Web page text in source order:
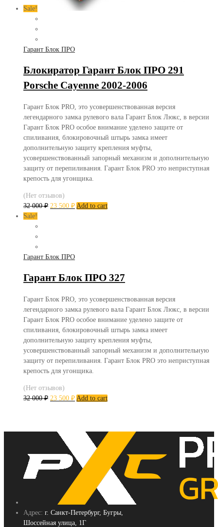
Sale!
Гарант Блок ПРО
Блокиратор Гарант Блок ПРО 291
Porsche Cayenne 2002-2006
Гарант Блок PRO, это усовершенствованная версия
легендарного замка рулевого вала Гарант Блок Люкс, в версии
Гарант Блок PRO особое внимание уделено защите от
спиливания, блокировочный штырь замка имеет
дополнительную защиту крепления муфты,
усовершенствованный запорный механизм и дополнительную
защиту от перепиливания. Гарант Блок PRO это неприступная
крепость для угонщика.
(Нет отзывов)
32 000₽ 23 500 ₽ Add to cart
Sale!
Гарант Блок ПРО
Гарант Блок ПРО 327
Гарант Блок PRO, это усовершенствованная версия
легендарного замка рулевого вала Гарант Блок Люкс, в версии
Гарант Блок PRO особое внимание уделено защите от
спиливания, блокировочный штырь замка имеет
дополнительную защиту крепления муфты,
усовершенствованный запорный механизм и дополнительную
защиту от перепиливания. Гарант Блок PRO это неприступная
крепость для угонщика.
(Нет отзывов)
32 000₽ 23 500 ₽ Add to cart
Адрес: г. Санкт-Петербург, Бугры,
Шоссейная улица, 1Г